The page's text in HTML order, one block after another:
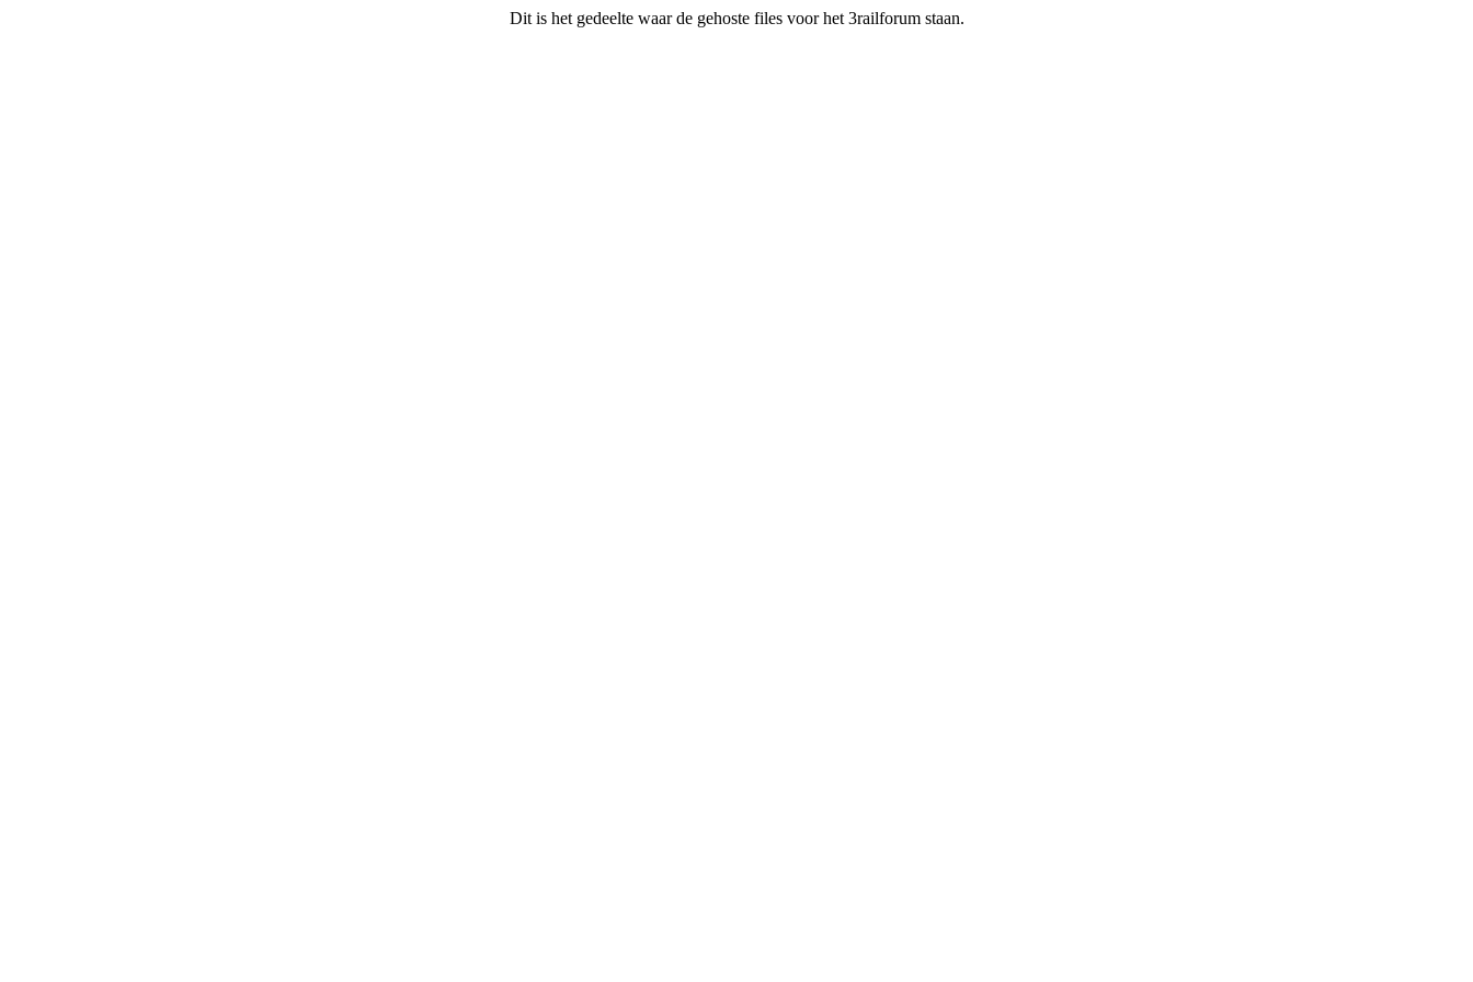
Dit is het gedeelte waar de gehoste files voor het 3railforum staan.